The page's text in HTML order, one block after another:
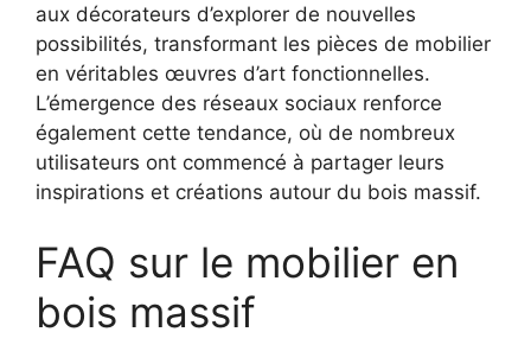
aux décorateurs d’explorer de nouvelles
possibilités, transformant les pièces de mobilier
en véritables œuvres d’art fonctionnelles.
L’émergence des réseaux sociaux renforce
également cette tendance, où de nombreux
utilisateurs ont commencé à partager leurs
inspirations et créations autour du bois massif.
FAQ sur le mobilier en
bois massif